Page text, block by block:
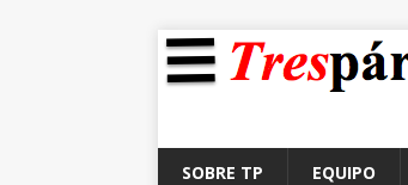
SOBRE TP EQUIPO